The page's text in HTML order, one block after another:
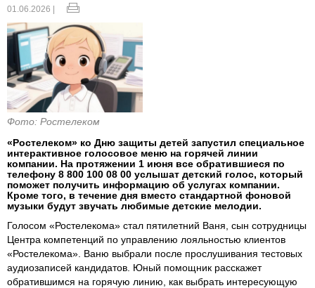
01.06.2026 |
Фото: Ростелеком
«Ростелеком» ко Дню защиты детей запустил специальное
интерактивное голосовое меню на горячей линии
компании. На протяжении 1 июня все обратившиеся по
телефону 8 800 100 08 00 услышат детский голос, который
поможет получить информацию об услугах компании.
Кроме того, в течение дня вместо стандартной фоновой
музыки будут звучать любимые детские мелодии.
Голосом «Ростелекома» стал пятилетний Ваня, сын сотрудницы
Центра компетенций по управлению лояльностью клиентов
«Ростелекома». Ваню выбрали после прослушивания тестовых
аудиозаписей кандидатов. Юный помощник расскажет
обратившимся на горячую линию, как выбрать интересующую